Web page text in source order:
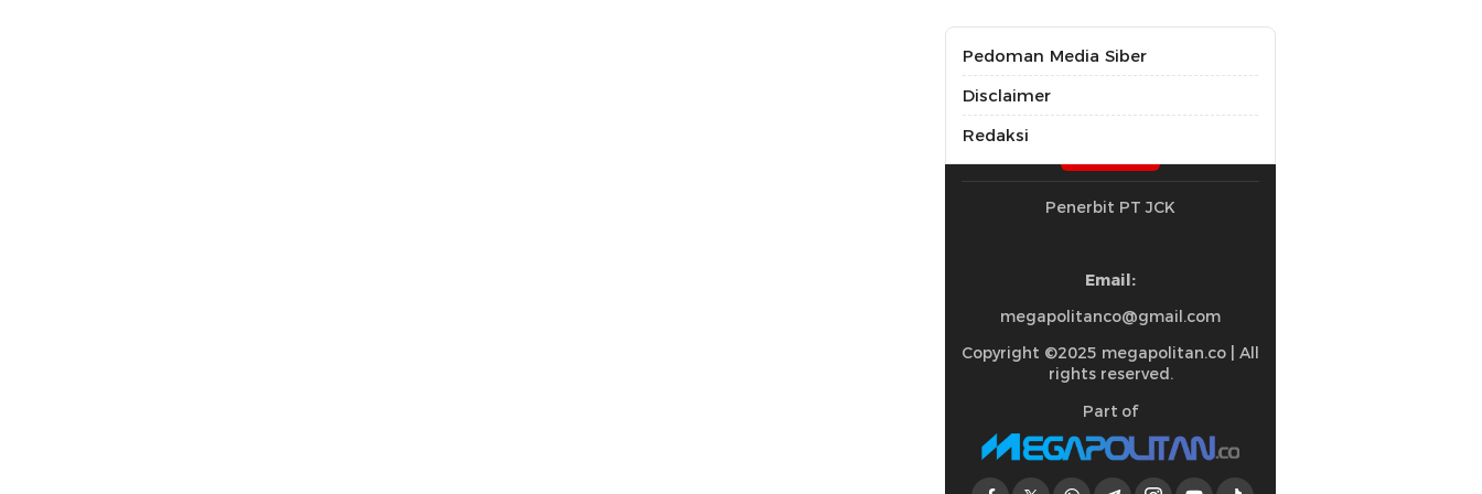
Pedoman Media Siber
Disclaimer
Redaksi
Penerbit PT JCK
Email:
megapolitanco@gmail.com
Copyright ©2025 megapolitan.co | All
rights reserved.
Part of